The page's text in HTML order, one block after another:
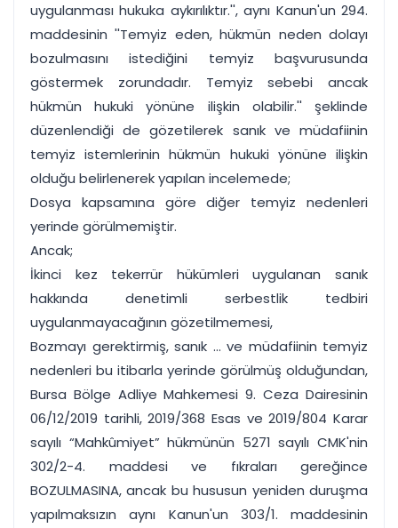
uygulanması hukuka aykırılıktır.'', aynı Kanun'un 294.
maddesinin ''Temyiz eden, hükmün neden dolayı
bozulmasını istediğini temyiz başvurusunda
göstermek zorundadır. Temyiz sebebi ancak
hükmün hukuki yönüne ilişkin olabilir.'' şeklinde
düzenlendiği de gözetilerek sanık ve müdafiinin
temyiz istemlerinin hükmün hukuki yönüne ilişkin
olduğu belirlenerek yapılan incelemede;
Dosya kapsamına göre diğer temyiz nedenleri
yerinde görülmemiştir.
Ancak;
İkinci kez tekerrür hükümleri uygulanan sanık
hakkında denetimli serbestlik tedbiri
uygulanmayacağının gözetilmemesi,
Bozmayı gerektirmiş, sanık ... ve müdafiinin temyiz
nedenleri bu itibarla yerinde görülmüş olduğundan,
Bursa Bölge Adliye Mahkemesi 9. Ceza Dairesinin
06/12/2019 tarihli, 2019/368 Esas ve 2019/804 Karar
sayılı “Mahkûmiyet” hükmünün 5271 sayılı CMK'nin
302/2-4. maddesi ve fıkraları gereğince
BOZULMASINA, ancak bu hususun yeniden duruşma
yapılmaksızın aynı Kanun'un 303/1. maddesinin